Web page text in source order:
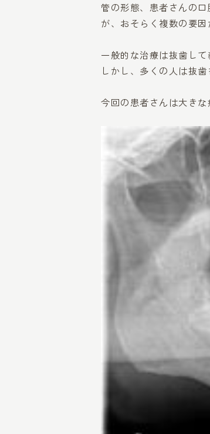
管の形態、患者さんの
が、おそらく複数の要
一般的な治療は抜歯し
しかし、多くの人は抜
今回の患者さんは大きな